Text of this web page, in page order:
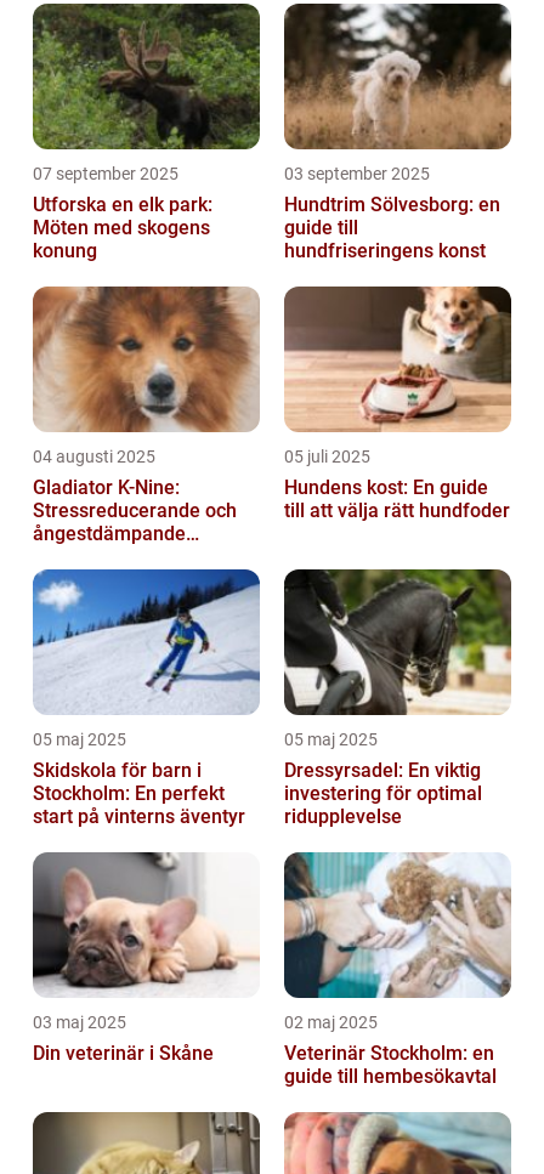
07 september 2025
Utforska en elk park:
Möten med skogens
konung
03 september 2025
Hundtrim Sölvesborg: en
guide till
hundfriseringens konst
04 augusti 2025
Gladiator K-Nine:
Stressreducerande och
ångestdämpande
05 juli 2025
Hundens kost: En guide
till att välja rätt hundfoder
05 maj 2025
Skidskola för barn i
Stockholm: En perfekt
start på vinterns äventyr
05 maj 2025
Dressyrsadel: En viktig
investering för optimal
ridupplevelse
03 maj 2025
Din veterinär i Skåne
02 maj 2025
Veterinär Stockholm: en
guide till hembesökavtal